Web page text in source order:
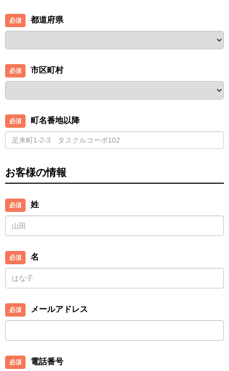
都道府県
市区町村
町名番地以降
お客様の情報
姓
名
メールアドレス
電話番号